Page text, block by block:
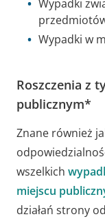
Wypadki
Wypadki w
Roszczenia z
publicznym*
Znane również
wszelkich
miejscu
działań strony